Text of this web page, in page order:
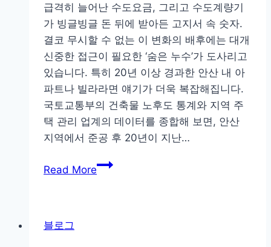
벌
트
렌
드
와
국
내
상
황
교
급격히 늘어난 수도요금, 그리고 수도계량기
가 빙글빙글 돈 뒤에 받아든 고지서 속 숫자.
결코 무시할 수 없는 이 변화의 배후에는 대개
신중한 접근이 필요한 ‘숨은 누수’가 도사리고
있습니다. 특히 20년 이상 경과한 안산 내 아
파트나 빌라라면 얘기가 더욱 복잡해집니다.
국토교통부의 건축물 노후도 통계와 지역 주
택 관리 업계의 데이터를 종합해 보면, 안산
지역에서 준공 후 20년이 지난…
Read More안
블로그